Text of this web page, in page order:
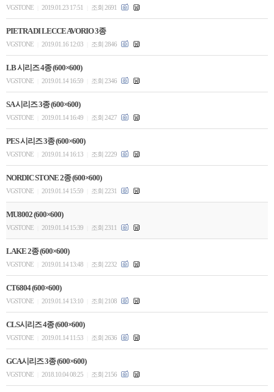
VGSTONE 2019.01.23 17:51 조회 2691
PIETRA DI LECCE AVORIO 3종
VGSTONE 2019.01.16 12:03 조회 2846
LB 시리즈 4종 (600×600)
VGSTONE 2019.01.14 16:59 조회 2346
SA 시리즈 3종 (600×600)
VGSTONE 2019.01.14 16:49 조회 2427
PES 시리즈 3종 (600×600)
VGSTONE 2019.01.14 16:13 조회 2229
NORDIC STONE 2종 (600×600)
VGSTONE 2019.01.14 15:59 조회 2231
MU8002 (600×600)
VGSTONE 2019.01.14 15:39 조회 2311
LAKE 2종 (600×600)
VGSTONE 2019.01.14 13:48 조회 2232
CT6804 (600×600)
VGSTONE 2019.01.14 13:10 조회 2108
CLS시리즈 4종 (600×600)
VGSTONE 2019.01.14 11:53 조회 2636
GCA시리즈 3종 (600×600)
VGSTONE 2018.10.04 08:25 조회 2156